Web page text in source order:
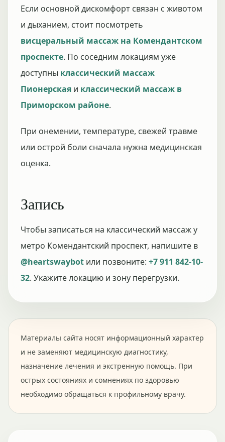
Если основной дискомфорт связан с животом
и дыханием, стоит посмотреть
висцеральный массаж на Комендантском
проспекте. По соседним локациям уже
доступны классический массаж
Пионерская и классический массаж в
Приморском районе.
При онемении, температуре, свежей травме
или острой боли сначала нужна медицинская
оценка.
Запись
Чтобы записаться на классический массаж у
метро Комендантский проспект, напишите в
@heartswaybot или позвоните: +7 911 842-10-
32. Укажите локацию и зону перегрузки.
Материалы сайта носят информационный характер
и не заменяют медицинскую диагностику,
назначение лечения и экстренную помощь. При
острых состояниях и сомнениях по здоровью
необходимо обращаться к профильному врачу.